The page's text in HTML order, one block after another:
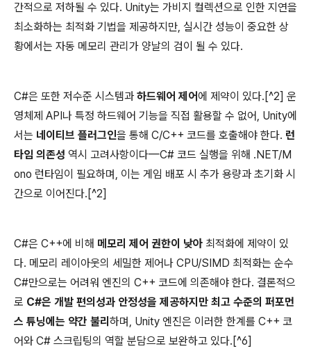
간적으로 저하될 수 있다. Unity는 가비지 컬렉션으로 인한 지연을
최소화하는 최적화 기법을 제공하지만, 실시간 성능이 중요한 상
황에서는 자동 메모리 관리가 양날의 검이 될 수 있다.
C#은 또한 저수준 시스템과 하드웨어 제어에 제약이 있다.[^2] 운
영체제 API나 특정 하드웨어 기능을 직접 활용할 수 없어, Unity에
서는 네이티브 플러그인을 통해 C/C++ 코드를 호출해야 한다. 런
타임 의존성 역시 고려사항이다—C# 코드 실행을 위해 .NET/M
ono 런타임이 필요하며, 이는 게임 배포 시 추가 용량과 초기화 시
간으로 이어진다.[^2]
C#은 C++에 비해 메모리 제어 권한이 낮아 최적화에 제약이 있
다. 메모리 레이아웃의 세밀한 제어나 CPU/SIMD 최적화는 순수
C#만으로는 어려워 엔진의 C++ 코드에 의존해야 한다. 결론적으
로 C#은 개발 편의성과 안정성을 제공하지만 최고 수준의 퍼포먼
스 튜닝에는 약간 불리 하며, Unity 엔진은 이러한 한계를 C++ 코
어와 C# 스크립팅의 역할 분담으로 보완하고 있다.[^6]